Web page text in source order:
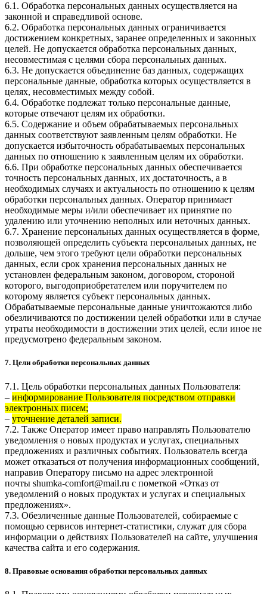
6.1. Обработка персональных данных осуществляется на
законной и справедливой основе.
6.2. Обработка персональных данных ограничивается
достижением конкретных, заранее определенных и законных
целей. Не допускается обработка персональных данных,
несовместимая с целями сбора персональных данных.
6.3. Не допускается объединение баз данных, содержащих
персональные данные, обработка которых осуществляется в
целях, несовместимых между собой.
6.4. Обработке подлежат только персональные данные,
которые отвечают целям их обработки.
6.5. Содержание и объем обрабатываемых персональных
данных соответствуют заявленным целям обработки. Не
допускается избыточность обрабатываемых персональных
данных по отношению к заявленным целям их обработки.
6.6. При обработке персональных данных обеспечивается
точность персональных данных, их достаточность, а в
необходимых случаях и актуальность по отношению к целям
обработки персональных данных. Оператор принимает
необходимые меры и/или обеспечивает их принятие по
удалению или уточнению неполных или неточных данных.
6.7. Хранение персональных данных осуществляется в форме,
позволяющей определить субъекта персональных данных, не
дольше, чем этого требуют цели обработки персональных
данных, если срок хранения персональных данных не
установлен федеральным законом, договором, стороной
которого, выгодоприобретателем или поручителем по
которому является субъект персональных данных.
Обрабатываемые персональные данные уничтожаются либо
обезличиваются по достижении целей обработки или в случае
утраты необходимости в достижении этих целей, если иное не
предусмотрено федеральным законом.
7. Цели обработки персональных данных
7.1. Цель обработки персональных данных Пользователя:
– информирование Пользователя посредством отправки
электронных писем;
– уточнение деталей записи.
7.2. Также Оператор имеет право направлять Пользователю
уведомления о новых продуктах и услугах, специальных
предложениях и различных событиях. Пользователь всегда
может отказаться от получения информационных сообщений,
направив Оператору письмо на адрес электронной
почты shumka-comfort@mail.ru с пометкой «Отказ от
уведомлений о новых продуктах и услугах и специальных
предложениях».
7.3. Обезличенные данные Пользователей, собираемые с
помощью сервисов интернет-статистики, служат для сбора
информации о действиях Пользователей на сайте, улучшения
качества сайта и его содержания.
8. Правовые основания обработки персональных данных